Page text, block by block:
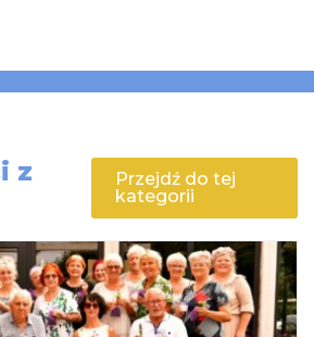
z
Przejdź do tej
kategorii